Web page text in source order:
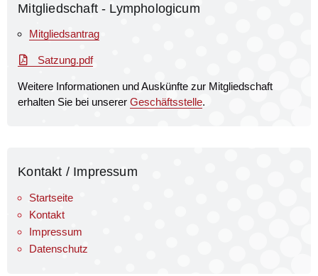
Mitgliedschaft - Lymphologicum
Mitgliedsantrag
Satzung.pdf
Weitere Informationen und Auskünfte zur Mitgliedschaft
erhalten Sie bei unsererGeschäftsstelle.
Kontakt / Impressum
Startseite
Kontakt
Impressum
Datenschutz